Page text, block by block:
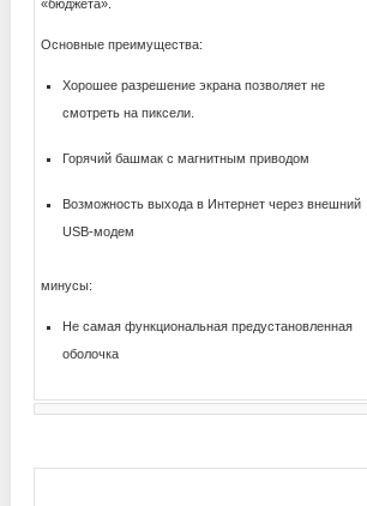
«бюджета».
Основные преимущества:
Хорошее разрешение экрана позволяет не
смотреть на пиксели.
Горячий башмак с магнитным приводом
Возможность выхода в Интернет через внешний
USB-модем
минусы:
Не самая функциональная предустановленная
оболочка